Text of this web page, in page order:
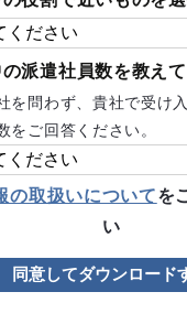
派遣社員数を教えて
を問わず、貴社で受け
をご回答ください。
の取扱いについてを
い